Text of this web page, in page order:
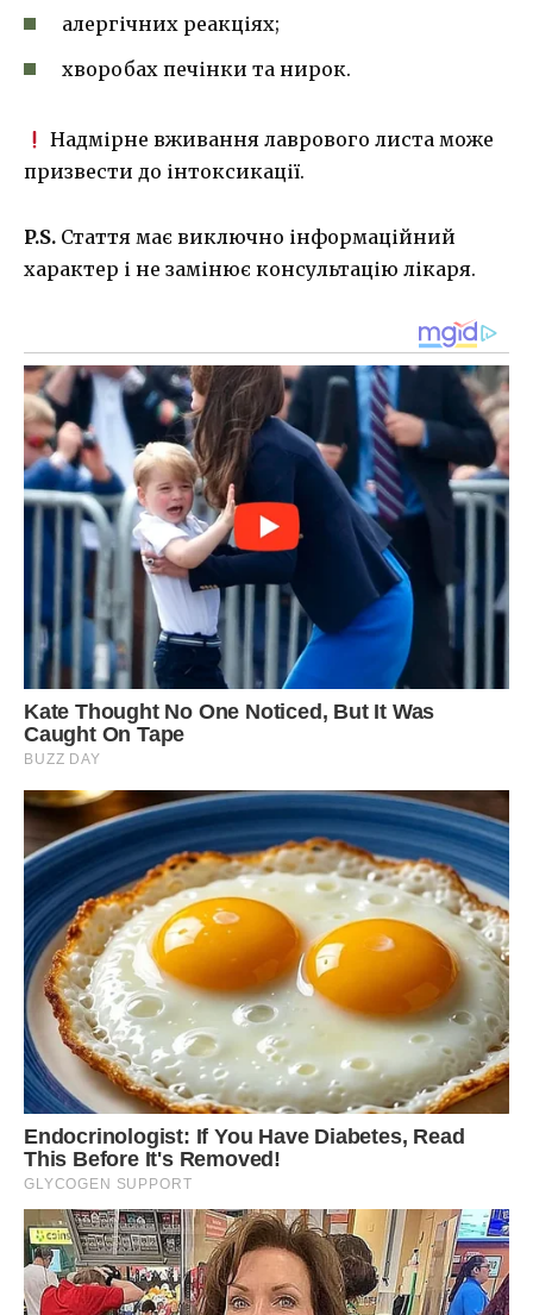
алергічних реакціях;
хворобах печінки та нирок.
Надмірне вживання лаврового листа може
призвести до інтоксикації.
P.S. Стаття має виключно інформаційний
характер і не замінює консультацію лікаря.